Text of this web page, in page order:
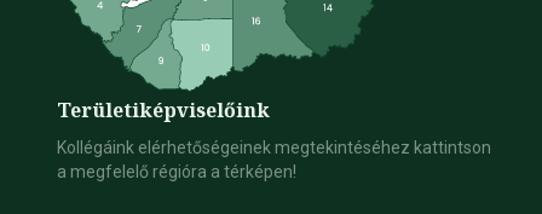
Területiképviselőink
Kollégáink elérhetőségeinek megtekintéséhez kattintson
a megfelelő régióra a térképen!